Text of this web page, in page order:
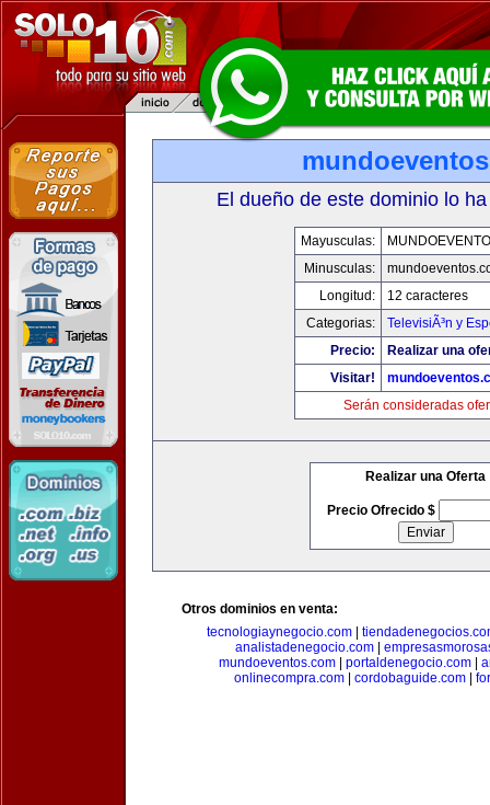
El dueño de este dominio lo
Mayusculas:
Minusculas:
Longitud:
12 caracteres
Categorias:
TelevisiÃ³n y
Precio:
Realizar una
Visitar!
Serán consideradas
Realizar una Oferta
Precio Ofrecido $
Otros dominios en venta:
tecnologiaynegocio.com
analistadenegocio.com
mundoeventos.com| portaldenegocio.com|
onlinecompra.com| cordobaguide.com|